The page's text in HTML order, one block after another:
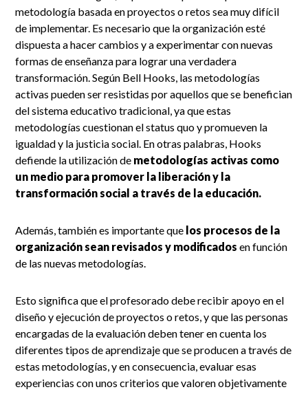
metodología basada en proyectos o retos sea muy difícil
de implementar. Es necesario que la organización esté
dispuesta a hacer cambios y a experimentar con nuevas
formas de enseñanza para lograr una verdadera
transformación. Según Bell Hooks, las metodologías
activas pueden ser resistidas por aquellos que se benefician
del sistema educativo tradicional, ya que estas
metodologías cuestionan el status quo y promueven la
igualdad y la justicia social. En otras palabras, Hooks
defiende la utilización de metodologías activas como
un medio para promover la liberación y la
transformación social a través de la educación.
Además, también es importante que los procesos de la
organización sean revisados y modificados en función
de las nuevas metodologías.
Esto significa que el profesorado debe recibir apoyo en el
diseño y ejecución de proyectos o retos, y que las personas
encargadas de la evaluación deben tener en cuenta los
diferentes tipos de aprendizaje que se producen a través de
estas metodologías, y en consecuencia, evaluar esas
experiencias con unos criterios que valoren objetivamente